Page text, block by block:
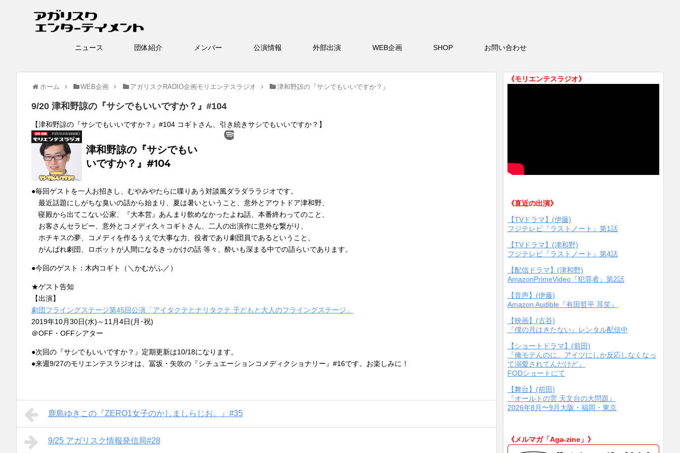
ニュース 団体紹介 メンバー 公演情報 外部出演 WEB企画 SHOP お問い合わせ
ホーム WEB企画 アガリスクRADIO企画モリエンテスラジオ 津和野諒の『サシでもいいですか？』
9/20 津和野諒の『サシでもいいですか？』#104
【津和野諒の『サシでもいいですか？』#104 コギトさん、引き続きサシでもいいですか？】
●毎回ゲストを一人お招きし、むやみやたらに喋りあう対談風ダラダララジオです。
最近話題にしがちな臭いの話から始まり、夏は暑いということ、意外とアウトドア津和野、
寝殿から出てこない公家、『大本営』あんまり飲めなかったよね話、本番終わってのこと、
お客さんセラピー、意外とコメディ久々コギトさん、二人の出演作に意外な繋がり、
ホチキスの夢、コメディを作るうえで大事な力、役者であり劇団員であるということ、
がんばれ劇団、ロボットが人間になるきっかけの話 等々、酔いも深まる中での語らいであります。
●今回のゲスト：木内コギト（＼かむがふ／）
★ゲスト告知
【出演】
劇団フライングステージ第45回公演「アイタクテとナリタクテ 子どもと大人のフライングステージ」
2019年10月30日(水)～11月4日(月･祝)
＠OFF・OFFシアター
●次回の『サシでもいいですか？』定期更新は10/18になります。
●来週9/27のモリエンテスラジオは、冨坂・矢吹の『シチュエーションコメディクショナリー』#16です。お楽しみに！
鹿島ゆきこの『ZERO1女子のかしましらじお。』#35
9/25 アガリスク情報発信局#28
《モリエンテスラジオ》
《直近の出演》
【TVドラマ】(伊藤)
フジテレビ『ラストノート』第1話
【TVドラマ】(津和野)
フジテレビ『ラストノート』第4話
【配信ドラマ】(津和野)
AmazonPrimeVideo『犯罪者』第2話
【音声】(伊藤)
Amazon Audible『有田哲平 耳笑』
【映画】(古谷)
『僕の月はきたない』レンタル配信中
【ショートドラマ】(前田)
『俺モテんのに、アイツにしか反応しなくなっ
て溺愛されてんだけど』
FODショートにて
【舞台】(前田)
『オールトの雲 天文台の大問題』
2026年8月〜9月大阪・福岡・東京
《メルマガ「Aga-zine」》